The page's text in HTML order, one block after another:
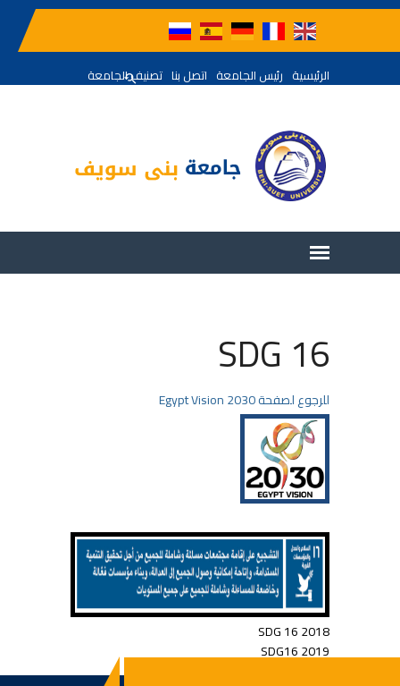
الرئيسية رئيس الجامعة اتصل بنا تصنيف الجامعة
SDG 16
للرجوع لصفحة Egypt Vision 2030
SDG 16 2018
SDG16 2019